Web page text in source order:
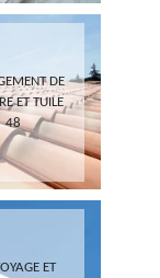
DE
ET TUILE
48
ET